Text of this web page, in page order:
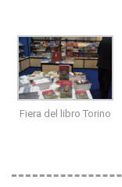
Fiera del libro Torino